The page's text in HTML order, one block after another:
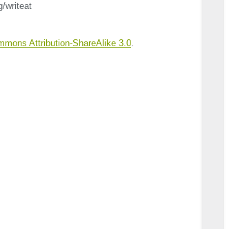
writeat
Attribution-ShareAlike 3.0